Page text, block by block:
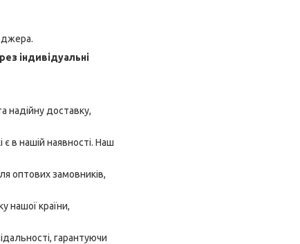
індивідуальні
надійну доставку,
в нашій наявності. Наш
оптових замовників,
нашої країни,
гарантуючи